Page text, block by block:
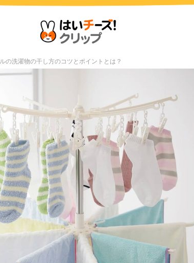
洗濯物の干し方のコツとポイントとは？